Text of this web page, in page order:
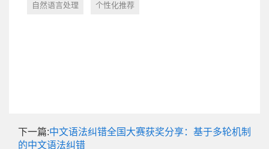
自然语言处理 个性化推荐
下一篇:中文语法纠错全国大赛获奖分享：基于多轮机制
的中文语法纠错